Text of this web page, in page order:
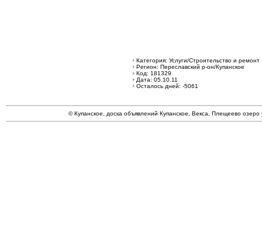
Категория: Услуги/Строительство и ремонт
Регион: Переславский р-он/Купанское
Код: 181329
Дата: 05.10.11
Осталось дней: -5061
© Купанское, доска объявлений Купанское, Векса, Плещеево